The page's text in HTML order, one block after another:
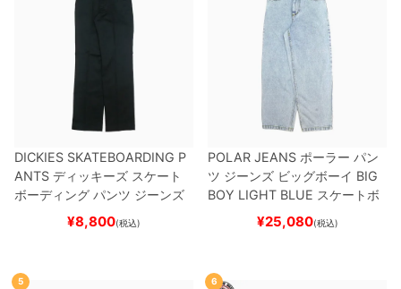
DICKIES SKATEBOARDING P
ANTS ディッキーズ スケート
ボーディング パンツ ジーンズ
SLIM FIT 30 LENGTH
スケートボード スケボー
¥8,800(税込)
POLAR JEANS ポーラー パン
ツ ジーンズ ビッグボーイ BIG
BOY LIGHT BLUE スケートボ
ード スケボー
¥25,080(税込)
5 6